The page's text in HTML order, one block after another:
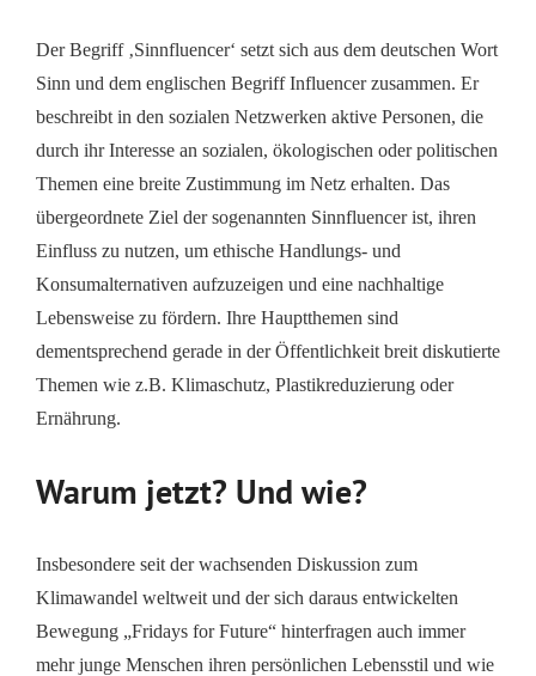
Der Begriff ‚Sinnfluencer‘ setzt sich aus dem deutschen Wort
Sinn und dem englischen Begriff Influencer zusammen. Er
beschreibt in den sozialen Netzwerken aktive Personen, die
durch ihr Interesse an sozialen, ökologischen oder politischen
Themen eine breite Zustimmung im Netz erhalten. Das
übergeordnete Ziel der sogenannten Sinnfluencer ist, ihren
Einfluss zu nutzen, um ethische Handlungs- und
Konsumalternativen aufzuzeigen und eine nachhaltige
Lebensweise zu fördern. Ihre Hauptthemen sind
dementsprechend gerade in der Öffentlichkeit breit diskutierte
Themen wie z.B. Klimaschutz, Plastikreduzierung oder
Ernährung.
Warum jetzt? Und wie?
Insbesondere seit der wachsenden Diskussion zum
Klimawandel weltweit und der sich daraus entwickelten
Bewegung „Fridays for Future“ hinterfragen auch immer
mehr junge Menschen ihren persönlichen Lebensstil und wie